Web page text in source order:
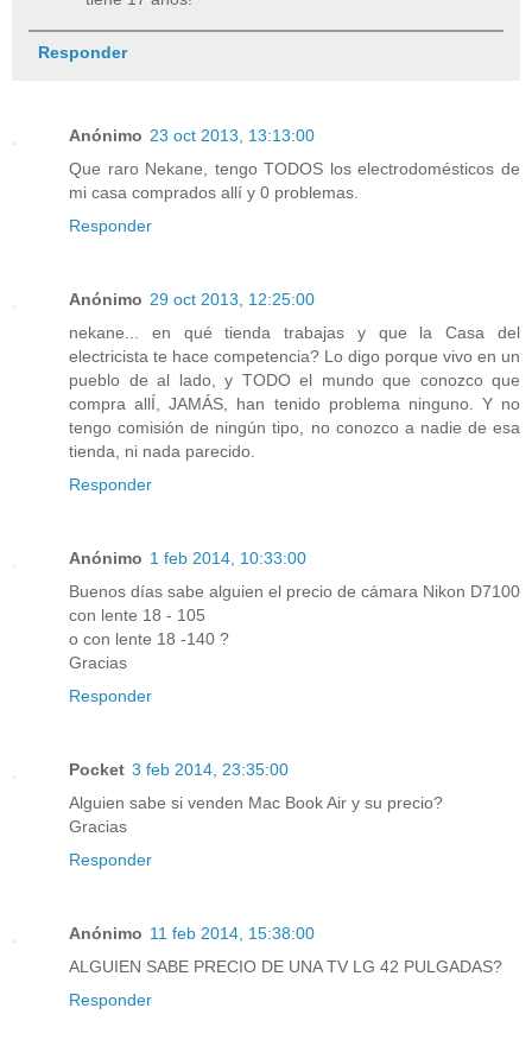
Responder
Anónimo 23 oct 2013, 13:13:00
Que raro Nekane, tengo TODOS los electrodomésticos de
mi casa comprados allí y 0 problemas.
Responder
Anónimo 29 oct 2013, 12:25:00
nekane... en qué tienda trabajas y que la Casa del
electricista te hace competencia? Lo digo porque vivo en un
pueblo de al lado, y TODO el mundo que conozco que
compra allÍ, JAMÁS, han tenido problema ninguno. Y no
tengo comisión de ningún tipo, no conozco a nadie de esa
tienda, ni nada parecido.
Responder
Anónimo 1 feb 2014, 10:33:00
Buenos días sabe alguien el precio de cámara Nikon D7100
con lente 18 - 105
o con lente 18 -140 ?
Gracias
Responder
Pocket 3 feb 2014, 23:35:00
Alguien sabe si venden Mac Book Air y su precio?
Gracias
Responder
Anónimo 11 feb 2014, 15:38:00
ALGUIEN SABE PRECIO DE UNA TV LG 42 PULGADAS?
Responder